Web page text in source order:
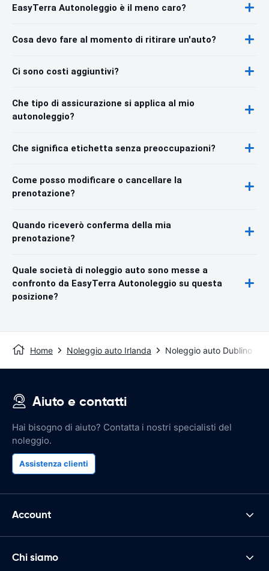
EasyTerra Autonoleggio è il meno caro?
Cosa devo fare al momento di ritirare un'auto?
Ci sono costi aggiuntivi?
Che tipo di assicurazione si applica al mio
autonoleggio?
Che significa etichetta senza preoccupazioni?
Come posso modificare o cancellare la
prenotazione?
Quando riceverò conferma della mia
prenotazione?
Quale società di noleggio auto sono messe a
confronto da EasyTerra Autonoleggio su questa
posizione?
Home Noleggio auto Irlanda Noleggio auto Dublino
Aiuto e contatti
Hai bisogno di aiuto? Contatta i nostri specialisti del
noleggio.
Assistenza clienti
Account
Chi siamo